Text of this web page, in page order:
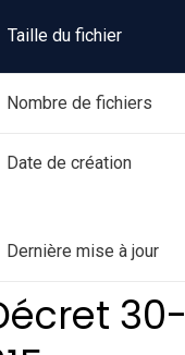
Taille du fichier
Nombre de fichiers
Date de création
Dernière mise à jour